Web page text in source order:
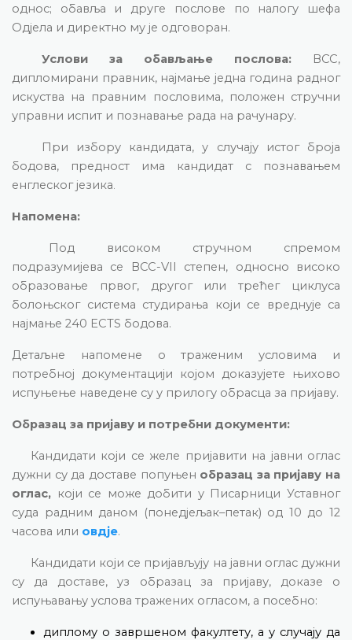
однос; обавља и друге послове по налогу шефа
Одјела и директно му је одговоран.
Услови за обављање послова:
ВСС,
дипломирани правник, најмање једна година радног
искуства на правним пословима, положен стручни
управни испит и познавање рада на рачунару.
При избору кандидата, у случају истог броја
бодова, предност има кандидат с познавањем
енглеског језика
Напомена:
Под високом стручном спремом
подразумијева се ВСС-VII степен, односно високо
образовање првог, другог или трећег циклуса
болоњског система студирања који се вреднује са
најмање 240 ECTS бодова.
Детаљне напомене о траженим условима и
потребној документацији којом доказујете њихово
испуњење наведене су у прилогу обрасца за пријаву.
Образац за пријаву и потребни документи:
Кандидати који се желе пријавити на јавни оглас
дужни су да доставе попуњен образац за пријаву на
оглас, који се може добити у Писарници Уставног
суда радним даном (понедјељак–петак) од 10 до 12
часова или овдје.
Кандидати који се пријављују на јавни оглас дужни
су да доставе, уз образац за пријаву, доказе о
испуњавању услова тражених огласом, а посебно:
диплому о завршеном факултету, а у случају да